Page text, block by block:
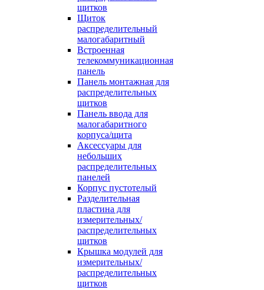
щитков
Щиток
распределительный
малогабаритный
Встроенная
телекоммуникационная
панель
Панель монтажная для
распределительных
щитков
Панель ввода для
малогабаритного
корпуса/щита
Аксессуары для
небольших
распределительных
панелей
Корпус пустотелый
Разделительная
пластина для
измерительных/
распределительных
щитков
Крышка модулей для
измерительных/
распределительных
щитков